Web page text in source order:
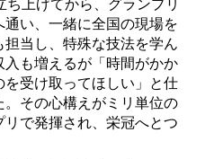
い、一緒に全国の現場を
当し、特殊な技法を学ん
も増えるが「時間がかか
受け取ってほしい」と仕
その心構えがミリ単位の
で発揮され、栄冠へとつ